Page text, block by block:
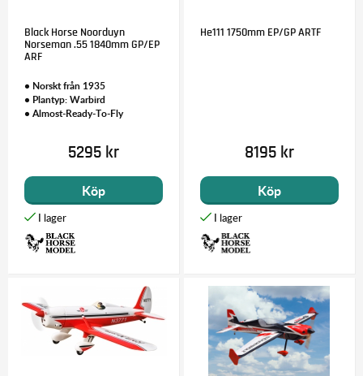
Black Horse Noorduyn
Norseman .55 1840mm GP/EP
ARF
• Norskt från 1935
• Plantyp: Warbird
• Almost-Ready-To-Fly
5295 kr
Köp
He111 1750mm EP/GP ARTF
8195 kr
Köp